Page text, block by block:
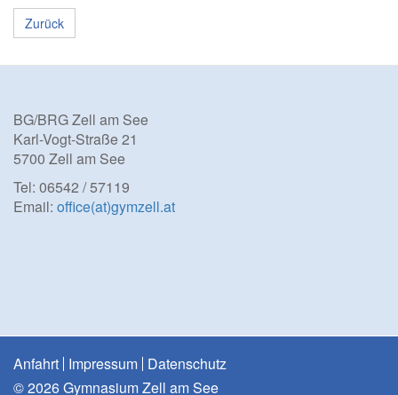
Zurück
BG/BRG Zell am See
Karl-Vogt-Straße 21
5700 Zell am See
Tel: 06542 / 57119
Email: office(at)gymzell.at
Anfahrt Impressum Datenschutz
© 2026 Gymnasium Zell am See